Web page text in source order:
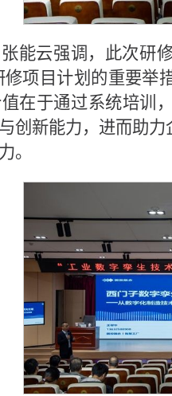
能云强调，此次研
项目计划的重要举
在于通过系统培训
创新能力，进而助
。